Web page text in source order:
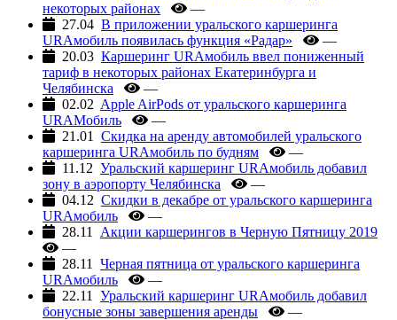
некоторых районах
—
27.04 В приложении уральского каршеринга
URAмобиль появилась функция «Радар»
—
20.03 Каршеринг URAмобиль ввел пониженный
тариф в некоторых районах Екатеринбурга и
Челябинска
—
02.02 Apple AirPods от уральского каршеринга
URAМобиль
—
21.01
Скидка на аренду автомобилей уральского
каршеринга URAмобиль по будням
—
11.12 Уральский каршеринг URAмобиль добавил
зону в аэропорту Челябинска
—
04.12 Скидки в декабре от уральского каршеринга
URAмобиль
—
28.11
Акции каршерингов в Черную Пятницу 2019
—
28.11
Черная пятница от уральского каршеринга
URAмобиль
—
22.11
Уральский каршеринг URAмобиль добавил
бонусные зоны завершения аренды
—